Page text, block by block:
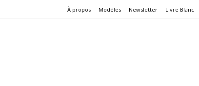
À propos Modèles Newsletter Livre Blanc